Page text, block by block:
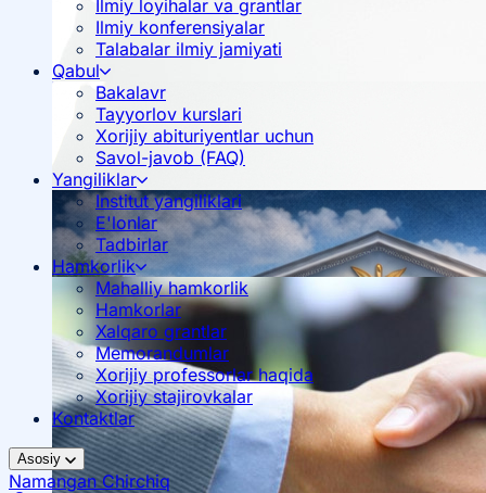
Ilmiy loyihalar va grantlar
Ilmiy konferensiyalar
Talabalar ilmiy jamiyati
Qabul
Bakalavr
Tayyorlov kurslari
Xorijiy abituriyentlar uchun
Savol-javob (FAQ)
Yangiliklar
Institut yangiliklari
E'lonlar
Tadbirlar
Hamkorlik
Mahalliy hamkorlik
Hamkorlar
Xalqaro grantlar
Memorandumlar
Xorijiy professorlar haqida
Xorijiy stajirovkalar
Kontaktlar
Asosiy
NamanganChirchiq